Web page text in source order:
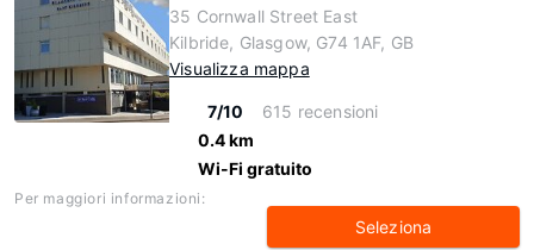
35 Cornwall Street East
Kilbride, Glasgow, G74 1AF, GB
Visualizza mappa
7/10
615 recensioni
0.4 km
Wi-Fi gratuito
Per maggiori informazioni:
Seleziona